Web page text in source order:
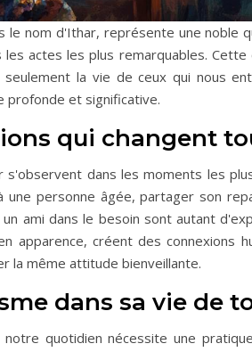
le nom d'Ithar, représente une noble
actes les plus remarquables.
la vie de ceux qui nous
profonde et significative.
qui changent
s'observent dans les moments les
personne âgée, partager son
ami dans le besoin sont autant
apparence, créent des connexions
la même attitude bienveillante.
dans sa vie de
quotidien nécessite une